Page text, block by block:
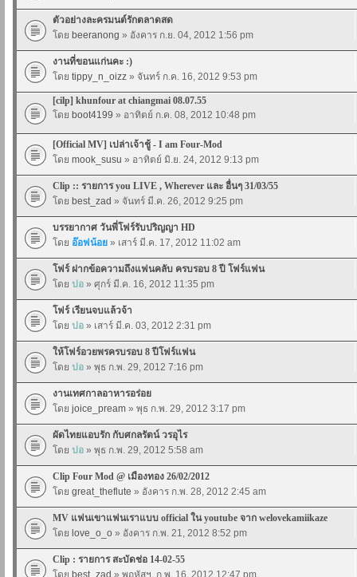
ตัวอย่างละครมนต์รักตลาดสด
โดย beeranong » อังคาร ก.ย. 04, 2012 1:56 pm
งานที่ขอนแก่นคะ :)
โดย tippy_n_oizz » จันทร์ ก.ค. 16, 2012 9:53 pm
[cilp] khunfour at chiangmai 08.07.55
โดย boot4199 » อาทิตย์ ก.ค. 08, 2012 10:48 pm
[Official MV] เปล่าเจ้าชู้ - I am Four-Mod
โดย mook_susu » อาทิตย์ มิ.ย. 24, 2012 9:13 pm
Clip :: รายการ you LIVE , Wherever และ อื่นๆ 31/03/55
โดย best_zad » จันทร์ มี.ค. 26, 2012 9:25 pm
บรรยากาศ วันพี่โฟร์รับปริญญา HD
โดย อ๊อฟน้อย » เสาร์ มี.ค. 17, 2012 11:02 am
โฟร์ ฝากข้อความถึงแฟนคลับ ครบรอบ 8 ปี โฟร์แฟน
โดย ปอ » ศุกร์ มี.ค. 16, 2012 11:35 pm
โฟร์ เรียนจบแล้วจ้า
โดย ปอ » เสาร์ มี.ค. 03, 2012 2:31 pm
ให้โฟร์อวยพรครบรอบ 8 ปีโฟร์แฟน
โดย ปอ » พุธ ก.พ. 29, 2012 7:16 pm
งานเทศกาลอาหารอร่อย
โดย joice_pream » พุธ ก.พ. 29, 2012 3:17 pm
ผัดไทยแอบรัก กับศกลรัตน์ วรอุไร
โดย ปอ » พุธ ก.พ. 29, 2012 5:58 am
Clip Four Mod @ เมืองทอง 26/02/2012
โดย great_theflute » อังคาร ก.พ. 28, 2012 2:45 am
MV แฟนเขาแฟนเราแบบ official ใน youtube จาก welovekamiikaze
โดย love_o_o » อังคาร ก.พ. 21, 2012 8:52 pm
Clip : รายการ สะบัดช่อ 14-02-55
โดย best_zad » พฤหัสฯ. ก.พ. 16, 2012 12:47 pm